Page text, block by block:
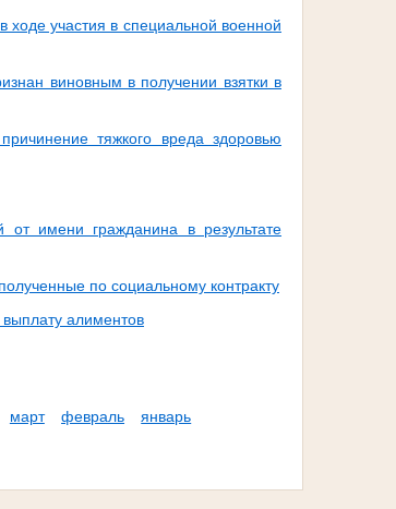
участия в специальной военной
виновным в получении взятки в
тяжкого вреда здоровью
имени гражданина в результате
по социальному контракту
алиментов
март февраль
январь